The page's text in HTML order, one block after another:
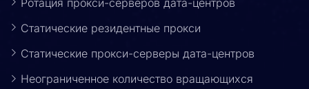
Статические резидентные прокси
Статические прокси-серверы дата-центров
Неограниченное количество вращающихся